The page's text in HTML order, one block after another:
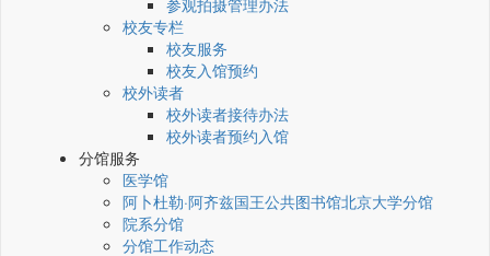
参观拍摄管理办法
校友专栏
校友服务
校友入馆预约
校外读者
校外读者接待办法
校外读者预约入馆
分馆服务
医学馆
阿卜杜勒·阿齐兹国王公共图书馆北京大学分馆
院系分馆
分馆工作动态